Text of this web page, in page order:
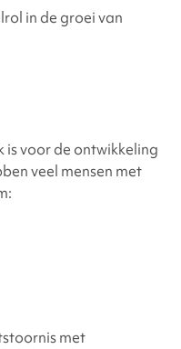
in de groei van
voor de ontwikkeling
veel mensen met
:
met